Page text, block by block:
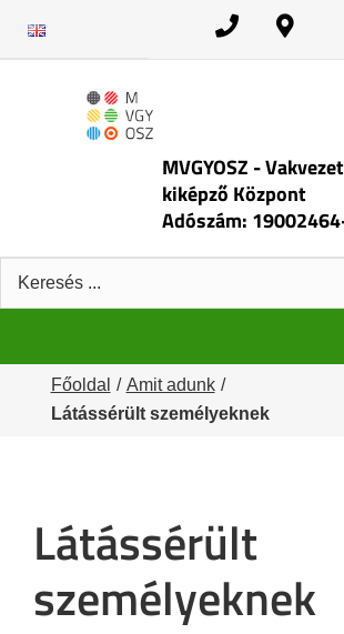
MVGYOSZ -
kiképző Központ
Adószám:
Keresés:
Főoldal
Amit adunk
Látássérült személyeknek
Látássérült
személyeknek